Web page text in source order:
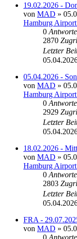
19.02.2026 -
von MAD »
Hamburg
0
2870
Letzter
05.04.2026 -
von MAD »
Hamburg
0
2929
Letzter
18.02.2026 -
von MAD »
Hamburg
0
2803
Letzter
FRA -
von MAD »
0